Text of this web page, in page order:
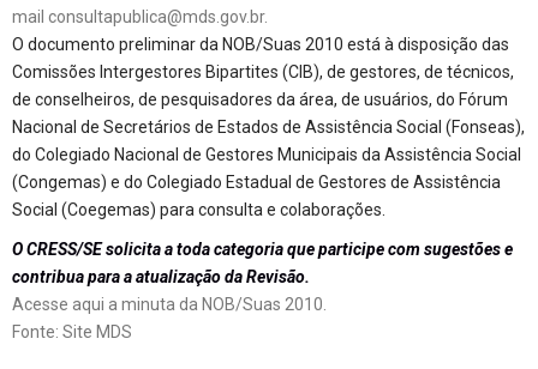
mail consultapublica@mds.gov.br.
O documento preliminar da NOB/Suas 2010 está à disposição das
Comissões Intergestores Bipartites (CIB), de gestores, de técnicos,
de conselheiros, de pesquisadores da área, de usuários, do Fórum
Nacional de Secretários de Estados de Assistência Social (Fonseas),
do Colegiado Nacional de Gestores Municipais da Assistência Social
(Congemas) e do Colegiado Estadual de Gestores de Assistência
Social (Coegemas) para consulta e colaborações.
O CRESS/SE solicita a toda categoria que participe com sugestões e
contribua para a atualização da Revisão.
Acesse aqui a minuta da NOB/Suas 2010
Fonte: Site MDS